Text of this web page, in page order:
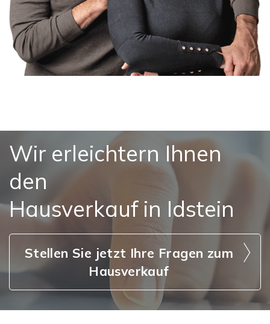
Wir erleichtern Ihnen
den
Hausverkauf in Idstein
Stellen Sie jetzt Ihre Fragen zum
Hausverkauf